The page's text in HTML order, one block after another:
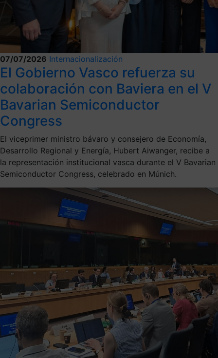
07/07/2026 Internacionalización
El Gobierno Vasco refuerza su
colaboración con Baviera en el V
Bavarian Semiconductor
Congress
El viceprimer ministro bávaro y consejero de Economía,
Desarrollo Regional y Energía, Hubert Aiwanger, recibe a
la representación institucional vasca durante el V Bavarian
Semiconductor Congress, celebrado en Múnich.